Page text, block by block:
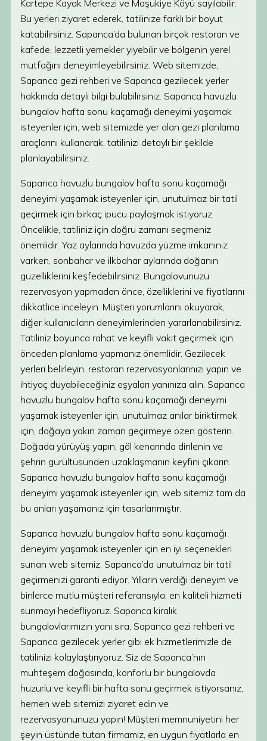
Kartepe Kayak Merkezi ve Maşukiye Köyü sayılabilir.
Bu yerleri ziyaret ederek, tatilinize farklı bir boyut
katabilirsiniz. Sapanca’da bulunan birçok restoran ve
kafede, lezzetli yemekler yiyebilir ve bölgenin yerel
mutfağını deneyimleyebilirsiniz. Web sitemizde,
Sapanca gezi rehberi ve Sapanca gezilecek yerler
hakkında detaylı bilgi bulabilirsiniz. Sapanca havuzlu
bungalov hafta sonu kaçamağı deneyimi yaşamak
isteyenler için, web sitemizde yer alan gezi planlama
araçlarını kullanarak, tatilinizi detaylı bir şekilde
planlayabilirsiniz.
Sapanca havuzlu bungalov hafta sonu kaçamağı
deneyimi yaşamak isteyenler için, unutulmaz bir tatil
geçirmek için birkaç ipucu paylaşmak istiyoruz.
Öncelikle, tatiliniz için doğru zamanı seçmeniz
önemlidir. Yaz aylarında havuzda yüzme imkanınız
varken, sonbahar ve ilkbahar aylarında doğanın
güzelliklerini keşfedebilirsiniz. Bungalovunuzu
rezervasyon yapmadan önce, özelliklerini ve fiyatlarını
dikkatlice inceleyin. Müşteri yorumlarını okuyarak,
diğer kullanıcıların deneyimlerinden yararlanabilirsiniz.
Tatiliniz boyunca rahat ve keyifli vakit geçirmek için,
önceden planlama yapmanız önemlidir. Gezilecek
yerleri belirleyin, restoran rezervasyonlarınızı yapın ve
ihtiyaç duyabileceğiniz eşyaları yanınıza alın. Sapanca
havuzlu bungalov hafta sonu kaçamağı deneyimi
yaşamak isteyenler için, unutulmaz anılar biriktirmek
için, doğaya yakın zaman geçirmeye özen gösterin.
Doğada yürüyüş yapın, göl kenarında dinlenin ve
şehrin gürültüsünden uzaklaşmanın keyfini çıkarın.
Sapanca havuzlu bungalov hafta sonu kaçamağı
deneyimi yaşamak isteyenler için, web sitemiz tam da
bu anları yaşamanız için tasarlanmıştır.
Sapanca havuzlu bungalov hafta sonu kaçamağı
deneyimi yaşamak isteyenler için en iyi seçenekleri
sunan web sitemiz, Sapanca’da unutulmaz bir tatil
geçirmenizi garanti ediyor. Yılların verdiği deneyim ve
binlerce mutlu müşteri referansıyla, en kaliteli hizmeti
sunmayı hedefliyoruz. Sapanca kiralık
bungalovlarımızın yanı sıra, Sapanca gezi rehberi ve
Sapanca gezilecek yerler gibi ek hizmetlerimizle de
tatilinizi kolaylaştırıyoruz. Siz de Sapanca’nın
muhteşem doğasında, konforlu bir bungalovda
huzurlu ve keyifli bir hafta sonu geçirmek istiyorsanız,
hemen web sitemizi ziyaret edin ve
rezervasyonunuzu yapın! Müşteri memnuniyetini her
şeyin üstünde tutan firmamız, en uygun fiyatlarla en